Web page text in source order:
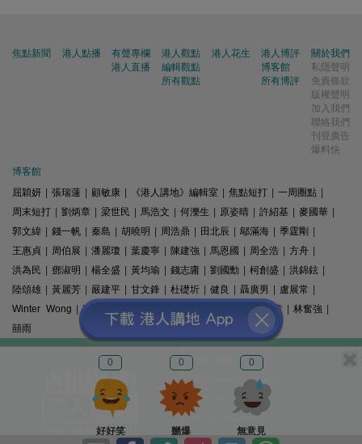
0
好好笑
0
嬲爆
0
無意見
焦點新聞 港人點播
有聲專欄
港人直播
港人觀點
編輯觀點
所有觀點
港人花生
港人博評
博客館
所有博評
關於我們
私隱聲明
免責條款
版權聲明
加入我們
聯絡我們
刊登廣告
爆料快
博客館
屈穎妍
張瑞蓮 顧敏康 《港人講地》編輯室 焦點短打 一周圈點
周末短打
劉炳章 梁世民 馬浩文 何濼生 原姿晴 許紹基 麥國華
郭文緯
錢一帆 秦島 胡曉明 周浩鼎 田北辰 鄔滿海 季霆剛
王惠貞
周伯展 潘麗瓊 葉慶寧 陳建強 馬恩國 周全浩 方舟
洪為民
鄧淑明 楊全盛 黃均瑜 錢志庸 劉國勳 柯創盛 洪錦鉉
陸頌雄
黃麗芳 嚴建平 甘文鋒 杜礎圻 健良 聶廣男 盧展常
Winter Wong
K2 梁文新 羅崑 姚銘 精選文章 林奮強
囍雨
© 港人講地
電郵: speakout@speakout.hk
傳真: 85228041301
All rights reserved.
版權所有 不得轉載